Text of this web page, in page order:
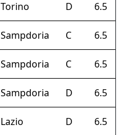
Torino D 6.5
Sampdoria C 6.5
Sampdoria C 6.5
Sampdoria D 6.5
Lazio D 6.5